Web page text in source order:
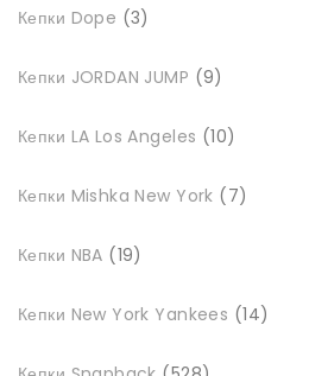
Кепки Dope 3товари
Кепки JORDAN JUMP 9товарів
Кепки LA Los Angeles 10товарів
Кепки Mishka New York 7товарів
Кепки NBA 19товарів
Кепки New York Yankees 14товарів